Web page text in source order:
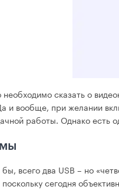
необходимо сказать о
и вообще, при желании
работы. Однако есть
бы, всего два USB – но
сегодня